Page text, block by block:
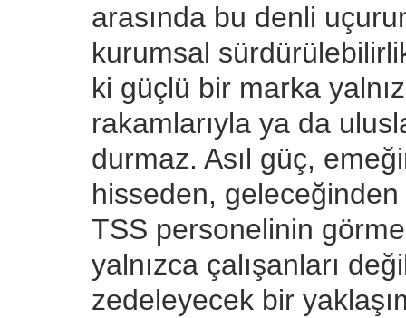
arasında bu denli
kurumsal
ki güçlü bir marka
rakamlarıyla ya da
durmaz. Asıl güç,
hisseden,
TSS personelinin
yalnızca çalışanları
zedeleyecek bir